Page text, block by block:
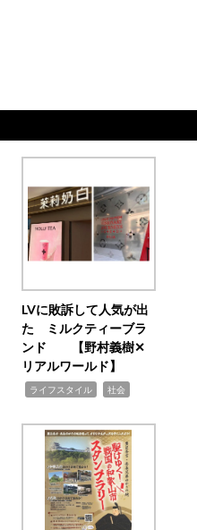
LVに敗訴して人気が出
た ミルクティーブラ
ンド 【野村義樹✕
リアルワールド】
ライフスタイル 社会